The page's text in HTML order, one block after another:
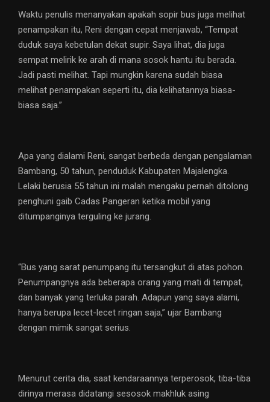
Waktu penulis menanyakan apakah sopir bus juga melihat
penampakan itu, Reni dengan cepat menjawab, “Tempat
duduk saya kebetulan dekat supir. Saya lihat, dia juga
sempat melirik ke arah di mana sosok hantu itu berada.
Jadi pasti melihat. Tapi mungkin karena sudah biasa
melihat penampakan seperti itu, dia kelihatannya biasa-
biasa saja.”
Apa yang dialami Reni, sangat berbeda dengan pengalaman
Bambang, 50 tahun, penduduk Kabupaten Majalengka.
Lelaki berusia 55 tahun ini malah mengaku pernah ditolong
penghuni gaib Cadas Pangeran ketika mobil yang
ditumpanginya terguling ke jurang.
“Bus yang sarat penumpang itu tersangkut di atas pohon.
Penumpangnya ada beberapa orang yang mati di tempat,
dan banyak yang terluka parah. Adapun yang saya alami,
hanya berupa lecet-lecet ringan saja,” ujar Bambang
dengan mimik sangat serius.
Menurut cerita dia, saat kendaraannya terperosok, tiba-tiba
dirinya merasa didatangi sesosok makhluk asing